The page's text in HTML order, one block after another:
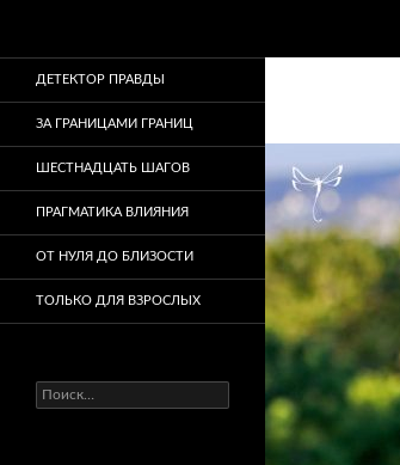
ДЕТЕКТОР ПРАВДЫ
ЗА ГРАНИЦАМИ ГРАНИЦ
ШЕСТНАДЦАТЬ ШАГОВ
ПРАГМАТИКА ВЛИЯНИЯ
ОТ НУЛЯ ДО БЛИЗОСТИ
ТОЛЬКО ДЛЯ ВЗРОСЛЫХ
Найти: